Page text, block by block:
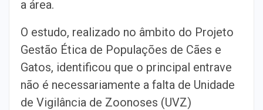
a área.
O estudo, realizado no âmbito do Projeto
Gestão Ética de Populações de Cães e
Gatos, identificou que o principal entrave
não é necessariamente a falta de Unidade
de Vigilância de Zoonoses (UVZ)